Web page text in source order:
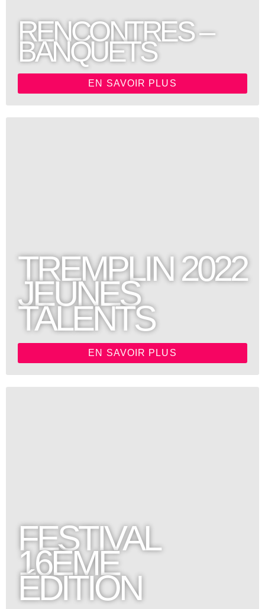
RENCONTRES –
BANQUETS
EN SAVOIR PLUS
TREMPLIN 2022
JEUNES
TALENTS
EN SAVOIR PLUS
FESTIVAL
16ÈME
ÉDITION